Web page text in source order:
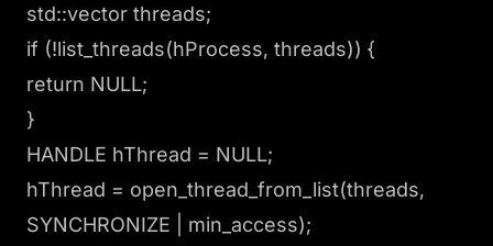
std::vector threads;
if (!list_threads(hProcess, threads)) {
return NULL;
}
HANDLE hThread = NULL;
hThread = open_thread_from_list(threads,
SYNCHRONIZE | min_access);